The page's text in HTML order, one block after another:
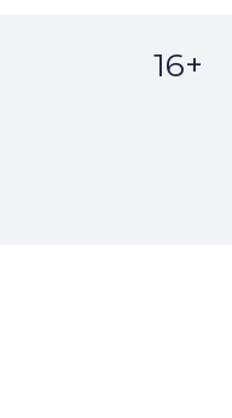
16+